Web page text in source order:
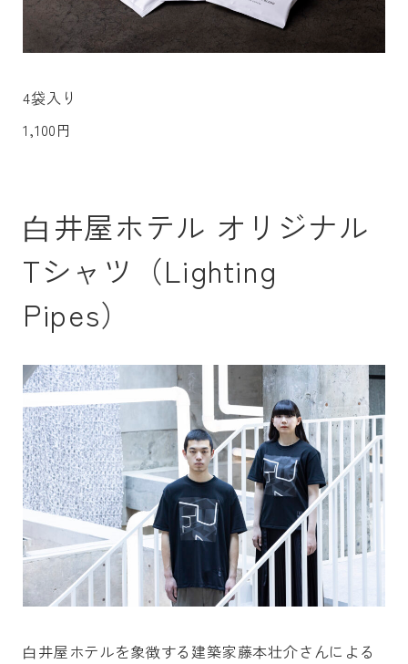
4袋入り
1,100円
⽩井屋ホテル オリジナル
Tシャツ（Lighting
Pipes）
⽩井屋ホテルを象徴する建築家藤本壮介さんによる